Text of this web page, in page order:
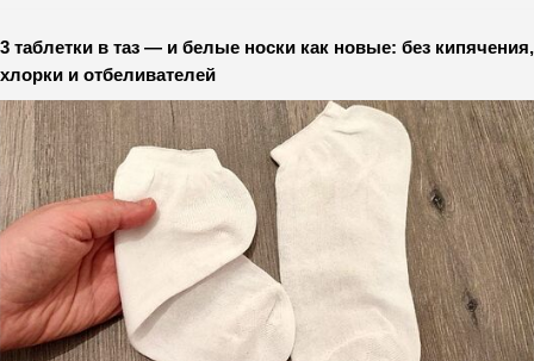
3 таблетки в таз — и белые носки как новые: без кипячения,
хлорки и отбеливателей